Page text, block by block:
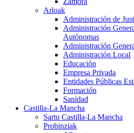
Arloak
Administración de
Administración
Autónomas
Administración
Administración Local
Educación
Empresa Privada
Entidades Públicas
Formación
Sanidad
Castilla-La Mancha
Sartu Castilla-La Mancha
Probinziak